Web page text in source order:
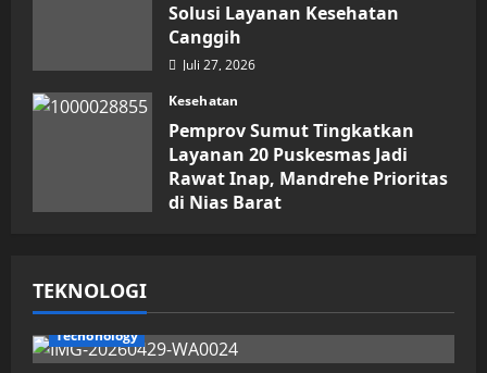
Solusi Layanan Kesehatan
Canggih
Juli 27, 2026
Kesehatan
Pemprov Sumut Tingkatkan
Layanan 20 Puskesmas Jadi
Rawat Inap, Mandrehe Prioritas
di Nias Barat
TEKNOLOGI
Techonology